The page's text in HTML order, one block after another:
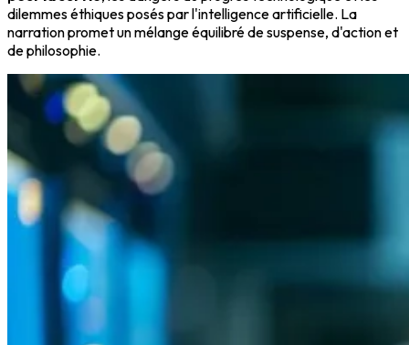
dilemmes éthiques posés par l'intelligence artificielle. La
narration promet un mélange équilibré de suspense, d'action et
de philosophie.